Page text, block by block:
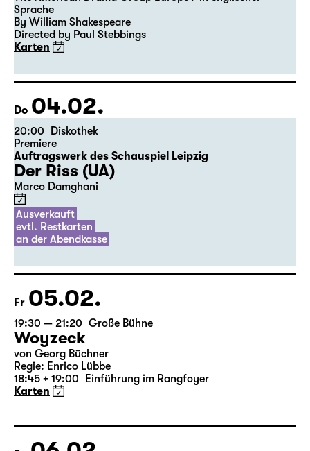
18:00 Große Bühne
Gastspiel
Macbeth
The American Drama Group Europe / in englischer
By William Shakespeare
Directed by Paul Stebbings
Karten
Do 04.02.
20:00 Diskothek
Premiere
Auftragswerk des Schauspiel Leipzig
Der Riss (UA)
Marco Damghani
Ausverkauft
evtl. Restkarten
an der Abendkasse
Fr 05.02.
19:30 — 21:20 Große Bühne
Woyzeck
18:45 + 19:00 Einführung im Rangfoyer
Karten